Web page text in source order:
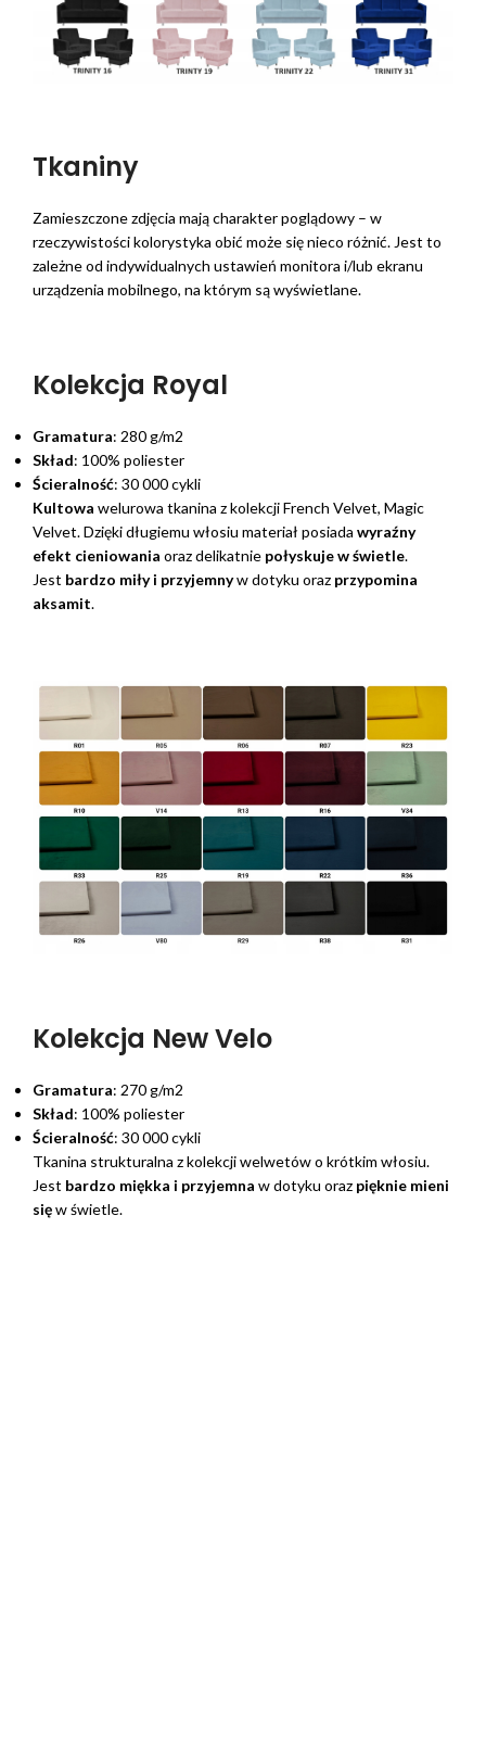
Tkaniny
Zamieszczone zdjęcia mają charakter poglądowy – w
rzeczywistości kolorystyka obić może się nieco różnić. Jest to
zależne od indywidualnych ustawień monitora i/lub ekranu
urządzenia mobilnego, na którym są wyświetlane.
Kolekcja Royal
Gramatura: 280 g/m2
Skład: 100% poliester
Ścieralność: 30 000 cykli
Kultowa welurowa tkanina z kolekcji French Velvet, Magic
Velvet. Dzięki długiemu włosiu materiał posiada wyraźny
efekt cieniowania oraz delikatnie połyskuje w świetle.
Jest bardzo miły i przyjemnyw dotyku oraz przypomina
aksamit.
Kolekcja New Velo
Gramatura: 270 g/m2
Skład: 100% poliester
Ścieralność: 30 000 cykli
Tkanina strukturalna z kolekcji welwetów o krótkim włosiu.
Jest bardzo miękka i przyjemna w dotyku oraz pięknie mieni
sięw świetle.